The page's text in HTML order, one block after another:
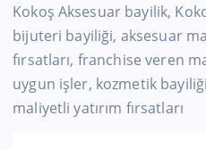
Kokoş Aksesuar bayilik,
bijuteri bayiliği, aksesuar
fırsatları, franchise veren
uygun işler, kozmetik
maliyetli yatırım fırsatları